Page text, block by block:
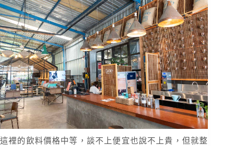
這裡的飲料價格中等，談不上便宜也說不上貴，但就整